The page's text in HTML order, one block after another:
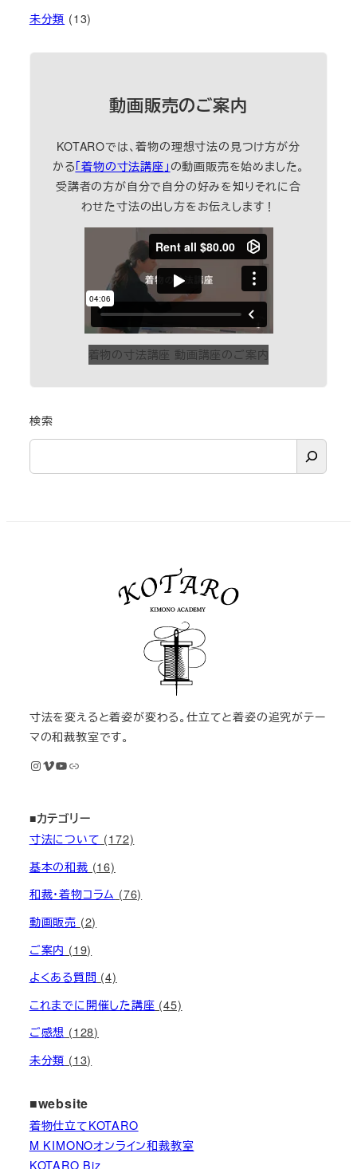
未分類 (13)
動画販売のご案内
KOTAROでは、着物の理想寸法の見つけ方が分
かる「着物の寸法講座」 の動画販売を始めました。
受講者の方が自分で自分の好みを知りそれに合
わせた寸法の出し方をお伝えします！
着物の寸法講座 動画講座のご案内
検索
寸法を変えると着姿が変わる。仕立てと着姿の追究がテー
マの和裁教室です。
InstagramVimeo YouTube M KIMONOオンライン和裁教室
■カテゴリー
寸法について (172)
基本の和裁 (16)
和裁・着物コラム (76)
動画販売 (2)
ご案内 (19)
よくある質問 (4)
これまでに開催した講座 (45)
ご感想 (128)
未分類 (13)
■website
着物仕立てKOTARO
M KIMONOオンライン和裁教室
KOTARO Biz